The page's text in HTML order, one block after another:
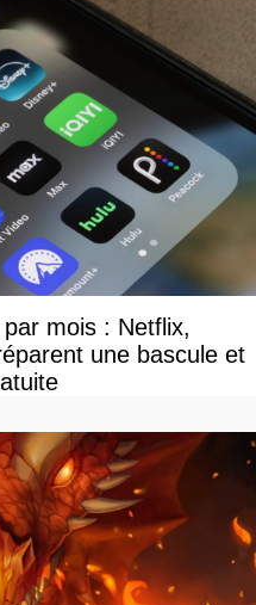
mois : Netflix,
une bascule et